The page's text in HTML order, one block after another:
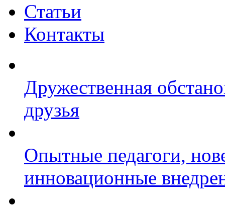
Статьи
Контакты
Дружественная
друзья
Опытные педагоги,
инновационные